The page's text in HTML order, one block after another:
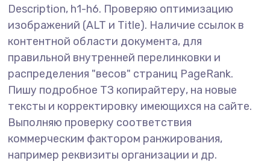
Description, h1-h6. Проверяю оптимизацию
изображений (ALT и Title). Наличие ссылок в
контентной области документа, для
правильной внутренней перелинковки и
распределения "весов" страниц PageRank.
Пишу подробное ТЗ копирайтеру, на новые
тексты и корректировку имеющихся на сайте.
Выполняю проверку соответствия
коммерческим фактором ранжирования,
например реквизиты организации и др.